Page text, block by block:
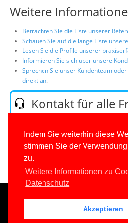
Indem Sie weiterhin diese
stimmen Sie der
zu.
Weitere Informationen zu
Datenschutz
Akzeptieren
Weitere
Betrachten Sie die Liste unserer
Schauen Sie auf die lange Liste
Lesen Sie die Profile unserer
Informieren Sie sich über unsere
Sprechen Sie unser Kundenteam
direkt an.
Kontakt für alle
E-Mail:
Kontaktformular
© 1996-2026www.IT-Visions.de-
TAG CLOUD